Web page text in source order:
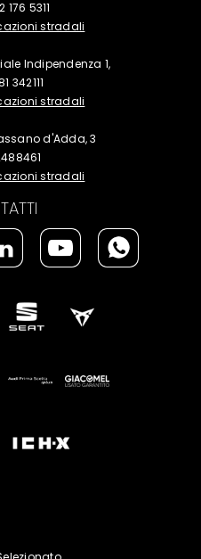
5311
stradali
Indipendenza 1,
342111
stradali
d'Adda, 3
stradali